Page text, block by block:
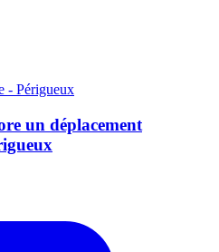
- Périgueux
un déplacement